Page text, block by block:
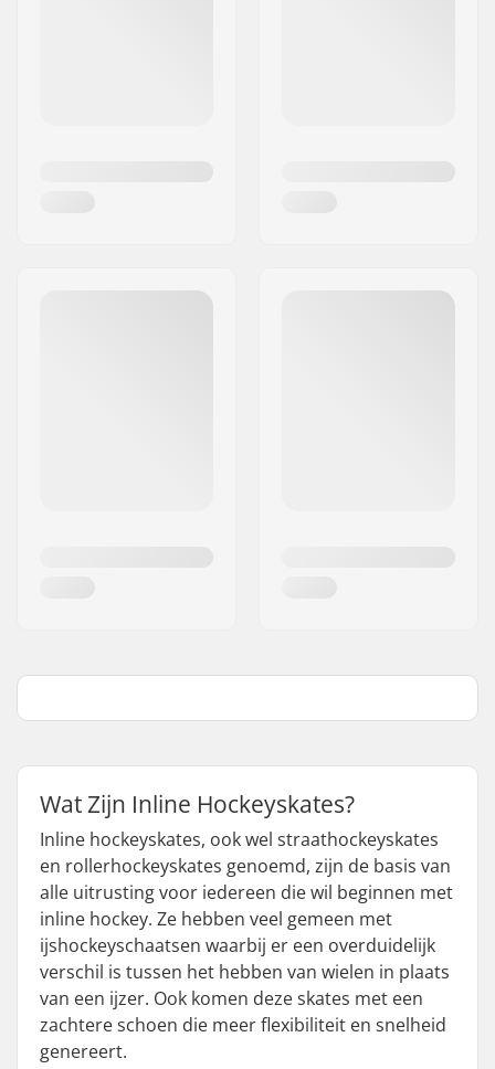
Wat Zijn Inline Hockeyskates?
Inline hockeyskates, ook wel straathockeyskates
en rollerhockeyskates genoemd, zijn de basis van
alle uitrusting voor iedereen die wil beginnen met
inline hockey. Ze hebben veel gemeen met
ijshockeyschaatsen waarbij er een overduidelijk
verschil is tussen het hebben van wielen in plaats
van een ijzer. Ook komen deze skates met een
zachtere schoen die meer flexibiliteit en snelheid
genereert.